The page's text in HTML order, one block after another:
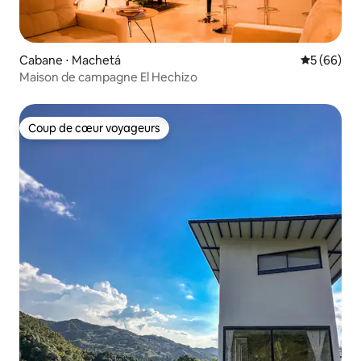
Cabane ⋅ Machetá
5 (66)
Maison de campagne El Hechizo
Coup de cœur voyageurs
Coup de cœur voyageurs